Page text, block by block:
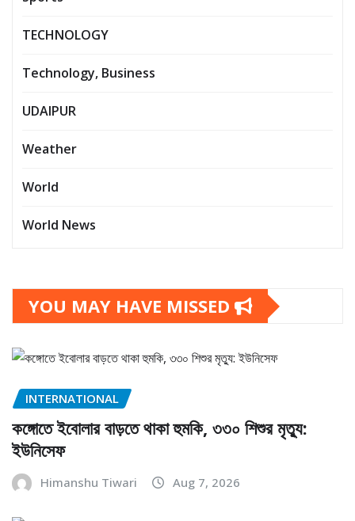
TECHNOLOGY
Technology, Business
UDAIPUR
Weather
World
World News
YOU MAY HAVE MISSED
INTERNATIONAL
কঙ্গোতে ইবোলার বাড়তে থাকা হুমকি, ৩৩০ শিশুর মৃত্যু:
ইউনিসেফ
Himanshu Tiwari Aug 7, 2026